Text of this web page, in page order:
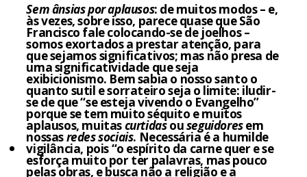
Sem ânsias por aplausos: de muitos modos – e,
às vezes, sobre isso, parece quase que São
Francisco fale colocando-se de joelhos –
somos exortados a prestar atenção, para
que sejamos significativos; mas não presa de
uma significatividade que seja
exibicionismo. Bem sabia o nosso santo o
quanto sutil e sorrateiro seja o limite: iludir-
se de que “se esteja vivendo o Evangelho”
porque se tem muito séquito e muitos
aplausos, muitascurtidasouseguidoresem
nossasredes sociais. Necessária é a humilde
vigilância, pois “o espírito da carne quer e se
esforça muito por ter palavras, mas pouco
pelas obras, e busca não a religião e a